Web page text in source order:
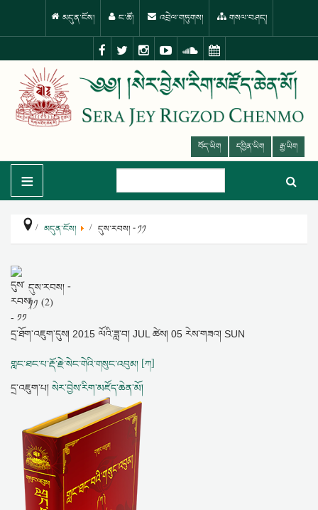
མདུན་ངོས། ང་ཚོ། འབྲེལ་གཏུགས། གསལ་བཤད།
བོད་ཡིག དབྱིན་ཡིག རྒྱ་ཡིག
≡
མདུན་ངོས། དུས་རབས། - ༡༡
དུས་རབས། -
༡༡ (2)
དྲ་ཐོག་འཇུག་དུས། 2015 ལོའི་ཟླ་བ། JUL ཚེས། 05 རེས་གཟའ། SUN
གླང་ཐང་པ་རྡོ་རྗེ་སེང་གེའི་གསུང་འབུམ། [ཀ]
དྲ་འཇུག་པ། སེར་བྱེས་རིག་མཛོད་ཆེན་མོ།